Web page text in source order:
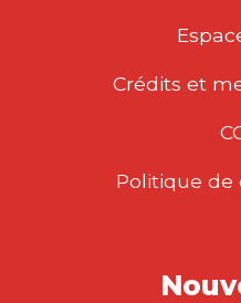
Crédits et
Politique